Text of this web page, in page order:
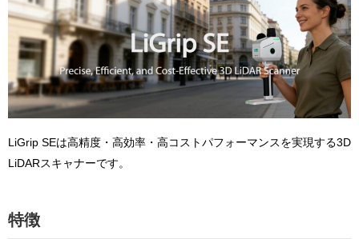
LiGrip SEは高精度・高効率・高コストパフォーマンスを実現する3D
LiDARスキャナーです。
特徴